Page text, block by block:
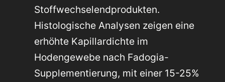
Stoffwechselendprodukten.
Histologische Analysen zeigen eine
erhöhte Kapillardichte im
Hodengewebe nach Fadogia-
Supplementierung, mit einer 15-25%